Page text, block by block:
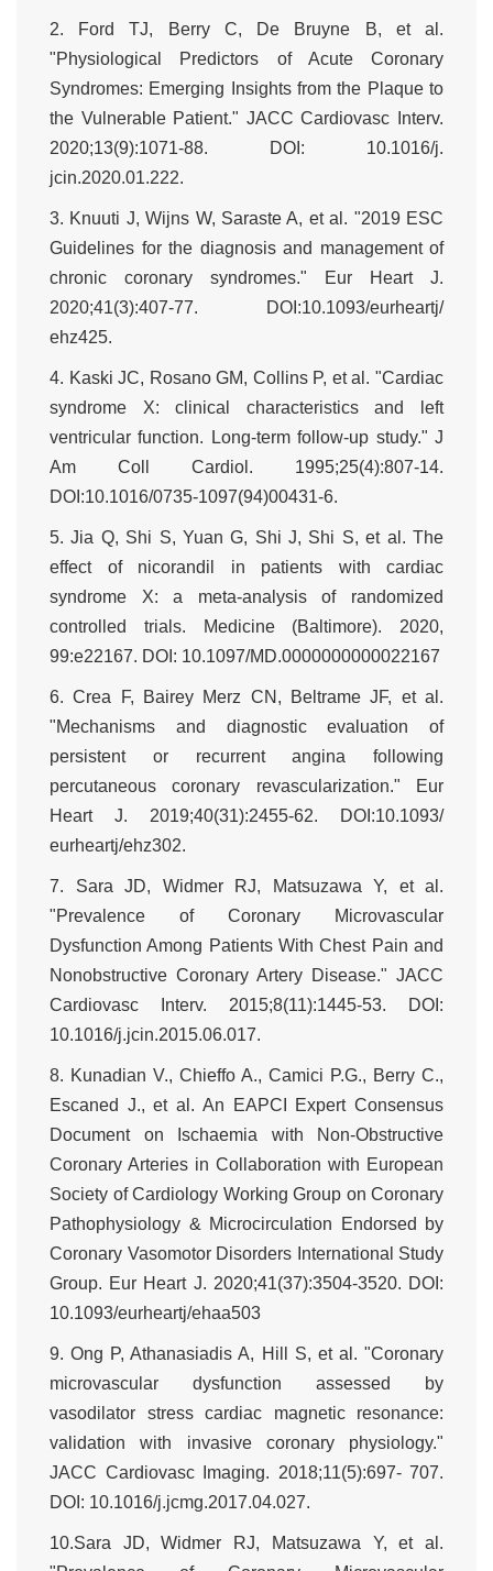
2. Ford TJ, Berry C, De Bruyne B, et al.
"Physiological Predictors of Acute Coronary
Syndromes: Emerging Insights from the Plaque to
the Vulnerable Patient." JACC Cardiovasc Interv.
2020;13(9):1071-88. DOI: 10.1016/j.
jcin.2020.01.222.
3. Knuuti J, Wijns W, Saraste A, et al. "2019 ESC
Guidelines for the diagnosis and management of
chronic coronary syndromes." Eur Heart J.
2020;41(3):407-77. DOI:10.1093/eurheartj/
ehz425.
4. Kaski JC, Rosano GM, Collins P, et al. "Cardiac
syndrome X: clinical characteristics and left
ventricular function. Long-term follow-up study." J
Am Coll Cardiol. 1995;25(4):807-14.
DOI:10.1016/0735-1097(94)00431-6.
5. Jia Q, Shi S, Yuan G, Shi J, Shi S, et al. The
effect of nicorandil in patients with cardiac
syndrome X: a meta-analysis of randomized
controlled trials. Medicine (Baltimore). 2020,
99:e22167. DOI: 10.1097/MD.0000000000022167
6. Crea F, Bairey Merz CN, Beltrame JF, et al.
"Mechanisms and diagnostic evaluation of
persistent or recurrent angina following
percutaneous coronary revascularization." Eur
Heart J. 2019;40(31):2455-62. DOI:10.1093/
eurheartj/ehz302.
7. Sara JD, Widmer RJ, Matsuzawa Y, et al.
"Prevalence of Coronary Microvascular
Dysfunction Among Patients With Chest Pain and
Nonobstructive Coronary Artery Disease." JACC
Cardiovasc Interv. 2015;8(11):1445-53. DOI:
10.1016/j.jcin.2015.06.017.
8. Kunadian V., Chieffo A., Camici P.G., Berry C.,
Escaned J., et al. An EAPCI Expert Consensus
Document on Ischaemia with Non-Obstructive
Coronary Arteries in Collaboration with European
Society of Cardiology Working Group on Coronary
Pathophysiology & Microcirculation Endorsed by
Coronary Vasomotor Disorders International Study
Group. Eur Heart J. 2020;41(37):3504-3520. DOI:
10.1093/eurheartj/ehaa503
9. Ong P, Athanasiadis A, Hill S, et al. "Coronary
microvascular dysfunction assessed by
vasodilator stress cardiac magnetic resonance:
validation with invasive coronary physiology."
JACC Cardiovasc Imaging. 2018;11(5):697- 707.
DOI: 10.1016/j.jcmg.2017.04.027.
10.Sara JD, Widmer RJ, Matsuzawa Y, et al.